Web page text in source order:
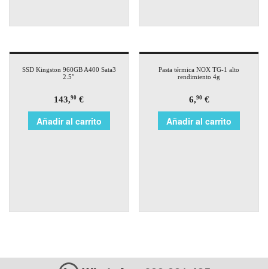
SSD Kingston 960GB A400 Sata3
2.5″
143,90 €
Añadir al carrito
Pasta térmica NOX TG-1 alto
rendimiento 4g
6,90€
Añadir al carrito